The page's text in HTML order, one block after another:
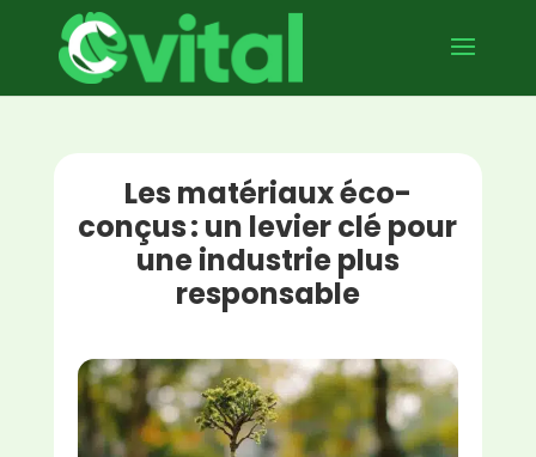
Les matériaux éco-
conçus : un levier clé pour
une industrie plus
responsable